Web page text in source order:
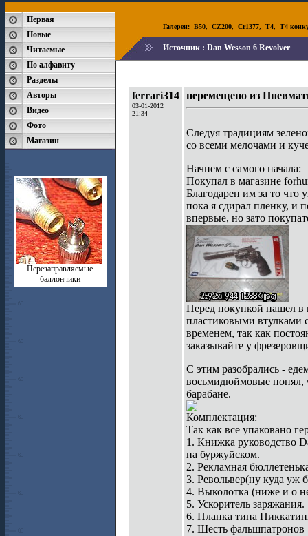
Первая
Новые
Читаемые
По алфавиту
Разделы
Авторы
Видео
Фото
Магазин
Перезаправляемые
баллончики
Галереи: B50, CZ200, Cr1377, T4, T4
Источник : Dan Wesson 6 Revolver
ferrari314
03-01-2012
21:34
перемещено из
Следуя традициям
со всеми мелочами и
Начнем с самого начала:
Покупал в магазине
Благодарен им за то
пока я сдирал пленку, и
впервые, но зато
Перед покупкой нашел в
пластиковыми втулками
временем, так как
заказывайте у
С этим разобрались -
восьмидюймовые понял,
барабане.
Комплектация:
Так как все упаковано
1. Книжка руководство
на буржуйском.
2. Рекламная
3. Револьвер(ну куда уж
4. Выколотка (ниже и о
5. Ускоритель заряжания.
6. Планка типа
7. Шесть фальшпатронов